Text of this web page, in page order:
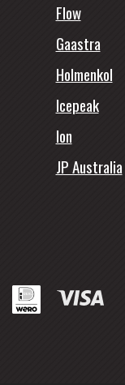
Flow
Gaastra
Holmenkol
Icepeak
Ion
JP Australia